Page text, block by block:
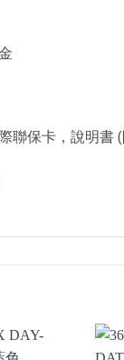
聯保卡，說明書